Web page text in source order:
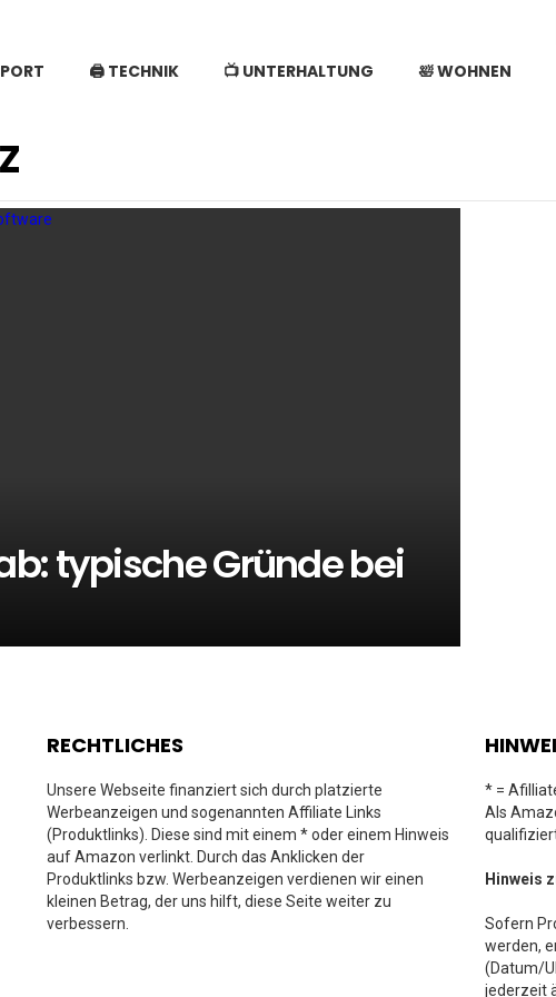
🖨️ TECHNIK 📺 UNTERHALTUNG 🛀 WOHNEN
typische Gründe bei
RECHTLICHES
Unsere Webseite finanziert sich durch platzierte
Werbeanzeigen und sogenannten Affiliate Links
(Produktlinks). Diese sind mit einem * oder einem Hinweis
auf Amazon verlinkt. Durch das Anklicken der
Produktlinks bzw. Werbeanzeigen verdienen wir einen
kleinen Betrag, der uns hilft, diese Seite weiter zu
verbessern.
* =
Als
Hinweis
Sofern
werden,
(Datum/
jederzeit